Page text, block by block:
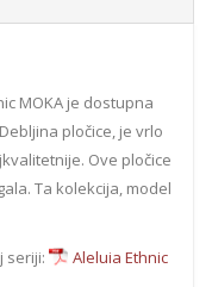
MOKA je dostupna
pločice, je vrlo
Ove pločice
Ta kolekcija, model
seriji:
Aleluia Ethnic